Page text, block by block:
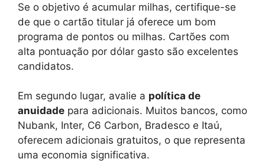
Se o objetivo é acumular milhas, certifique-se
de que o cartão titular já oferece um bom
programa de pontos ou milhas. Cartões com
alta pontuação por dólar gasto são excelentes
candidatos.
Em segundo lugar, avalie a política de
anuidade para adicionais. Muitos bancos, como
Nubank, Inter, C6 Carbon, Bradesco e Itaú,
oferecem adicionais gratuitos, o que representa
uma economia significativa.